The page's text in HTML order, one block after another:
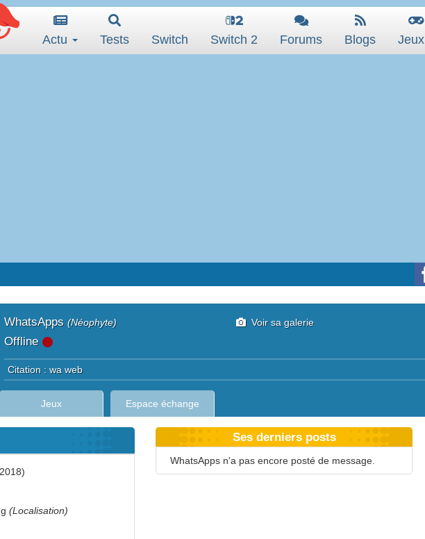
Actu Tests Switch Switch 2 Forums Blogs Jeux
WhatsApps (Néophyte)
Offline
Voir sa galerie
Citation : wa web
Jeux Espace échange
(Localisation)
Ses derniers posts
WhatsApps n'a pas encore posté de message.